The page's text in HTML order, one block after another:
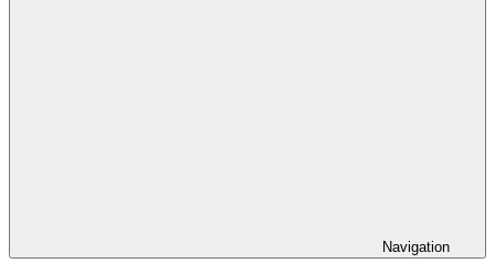
Navigation